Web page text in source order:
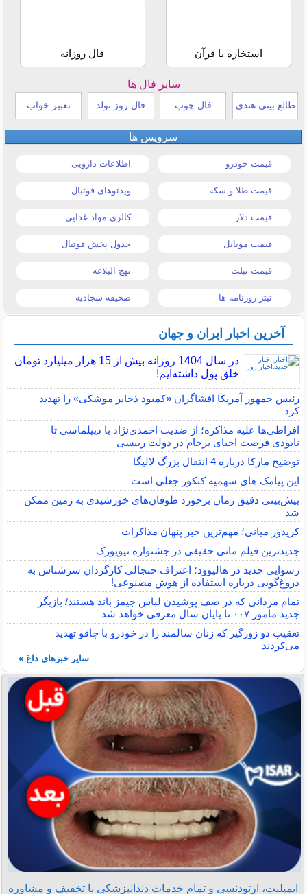
استخاره با قرآن فال روزانه
سایر فال ها
طالع بینی هندی فال چوب فال روز تولد تعبیر خواب
سرویس ها
قیمت خودرو اطلاعات دارویی
قیمت طلا و سکه ویدئوهای فوتبال
قیمت دلار کالری مواد غذایی
قیمت موبایل جدول پخش فوتبال
قیمت تبلت نهج البلاغه
تیتر روزنامه ها صحیفه سجادیه
آخرین اخبار ایران و جهان
در سال 1404 روزانه بیش از 15 هزار میلیارد تومان
خلق پول داشته‌ایم!
رئیس جمهور آمریکا افشاگران «کمبود ذخایر موشکی» را تهدید
کرد
افراطی‌ها علیه مذاکره؛ از ضدیت احمدی‌نژاد با دیپلماسی تا
نابودی فرصت احیای برجام در دولت رییسی
توضیح مارکا درباره 4 انتقال بزرگ لالیگا
این پیامک های سهمیه کنکور جعلی است
پیش‌بینی دقیق زمان برخورد طوفان‌های خورشیدی به زمین ممکن
شد
کریدور میانی؛ مهم‌ترین خبر پنهان مذاکرات
جدیدترین فیلم مانی حقیقی در جشنواره نیویورک
رسوایی جدید در هالیوود؛ اعتراف جنجالی کارگردان سرشناس به
دروغ‌گویی درباره استفاده از هوش مصنوعی!
تمام مردانی که در صف پوشیدن لباس جیمز باند هستند/ بازیگر
جدید مأمور ۰۰۷ تا پایان سال معرفی خواهد شد
تعقیب دو زورگیر که زنان سالمند را در خودرو با چاقو تهدید
می‌کردند
سایر خبرهای داغ »
ایمپلنت، ارتودنسی و تمام خدمات دندانپزشکی با تخفیف و مشاوره